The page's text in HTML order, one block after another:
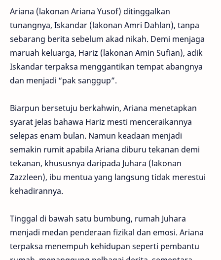
Ariana (lakonan Ariana Yusof) ditinggalkan
tunangnya, Iskandar (lakonan Amri Dahlan), tanpa
sebarang berita sebelum akad nikah. Demi menjaga
maruah keluarga, Hariz (lakonan Amin Sufian), adik
Iskandar terpaksa menggantikan tempat abangnya
dan menjadi “pak sanggup”.
Biarpun bersetuju berkahwin, Ariana menetapkan
syarat jelas bahawa Hariz mesti menceraikannya
selepas enam bulan. Namun keadaan menjadi
semakin rumit apabila Ariana diburu tekanan demi
tekanan, khususnya daripada Juhara (lakonan
Zazzleen), ibu mentua yang langsung tidak merestui
kehadirannya.
Tinggal di bawah satu bumbung, rumah Juhara
menjadi medan penderaan fizikal dan emosi. Ariana
terpaksa menempuh kehidupan seperti pembantu